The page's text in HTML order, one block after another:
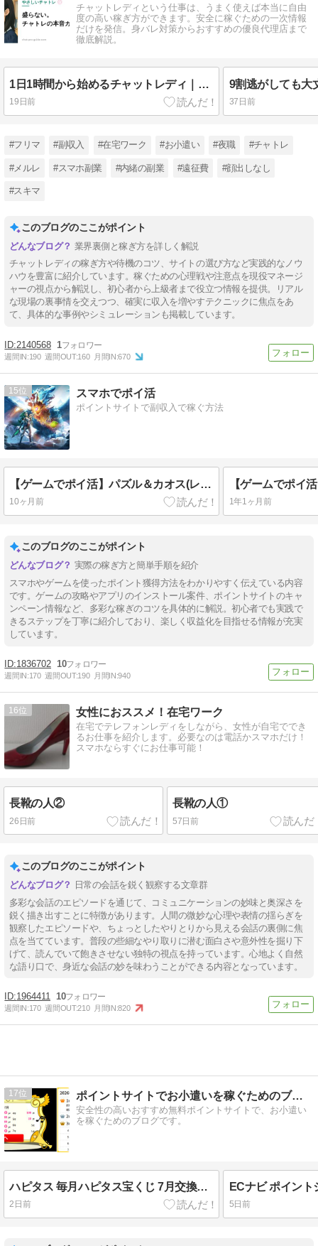
チャットレディという仕事は、うまく使えば本当に自由
度の高い稼ぎ方ができます。安全に稼ぐための一次情報
だけを発信。身バレ対策からおすすめの優良代理店まで
徹底解説。
1日1時間から始めるチャットレディ｜スキマ時間の決め打ち両立術
19日前 37日前
#フリマ #副収入 #在宅ワーク #お小遣い #夜職 #チャトレ
#メルレ #スマホ副業 #内緒の副業 #遠征費 #顔出しなし
#スキマ
このブログのここがポイント
業界裏側と稼ぎ方を詳しく解説
チャットレディの稼ぎ方や待機のコツ、サイトの選び方など実践的なノウ
ハウを豊富に紹介しています。稼ぐための心理戦や注意点を現役マネージ
ャーの視点から解説し、初心者から上級者まで役立つ情報を提供。リアル
な現場の裏事情を交えつつ、確実に収入を増やすテクニックに焦点をあ
て、具体的な事例やシミュレーションも掲載しています。
2140568 1
週間IN:190 週間OUT:160 月間IN:670
15 スマホでポイ活
ポイントサイトで副収入で稼ぐ方法
【ゲームでポイ活】パズル＆カオス(レベル25)29日で達成
10ヶ月前 1年1ヶ月前
このブログのここがポイント
実際の稼ぎ方と簡単手順を紹介
スマホやゲームを使ったポイント獲得方法をわかりやすく伝えている内容
です。ゲームの攻略やアプリのインストール案件、ポイントサイトのキャ
ンペーン情報など、多彩な稼ぎのコツを具体的に解説。初心者でも実践で
きるステップを丁寧に紹介しており、楽しく収益化を目指せる情報が充実
しています。
1836702 10
週間IN:170 週間OUT:190 月間IN:940
16 女性におススメ！在宅ワーク
在宅でテレフォンレディをしながら、女性が自宅ででき
るお仕事を紹介します。必要なのは電話かスマホだけ！
スマホならすぐにお仕事可能！
長靴の人②
26日前
長靴の人①
57日前
このブログのここがポイント
日常の会話を鋭く観察する文章群
多彩な会話のエピソードを通じて、コミュニケーションの妙味と奥深さを
鋭く描き出すことに特徴があります。人間の微妙な心理や表情の揺らぎを
観察したエピソードや、ちょっとしたやりとりから見える会話の裏側に焦
点を当てています。普段の些細なやり取りに潜む面白さや意外性を掘り下
げて、読んでいて飽きさせない独特の視点を持っています。心地よく自然
な語り口で、身近な会話の妙を味わうことができる内容となっています。
1964411 10
週間IN:170 週間OUT:210 月間IN:820
17 ポイントサイトでお小遣いを稼ぐためのブログ
安全性の高いおすすめ無料ポイントサイトで、お小遣い
を稼ぐためのブログです。
ハピタス 毎月ハピタス宝くじ 7月交換分 抽選結果
2日前 5日前